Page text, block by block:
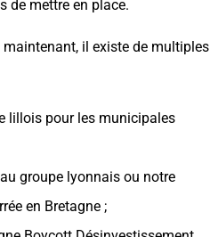
de mettre en place.
il existe de multiples
lillois pour les municipales
groupe lyonnais ou notre
en Bretagne ;